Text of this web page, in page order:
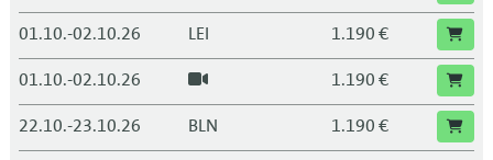
01.10.-02.10.26
LEI
1.190 €
01.10.-02.10.26
1.190 €
22.10.-23.10.26
BLN
1.190 €